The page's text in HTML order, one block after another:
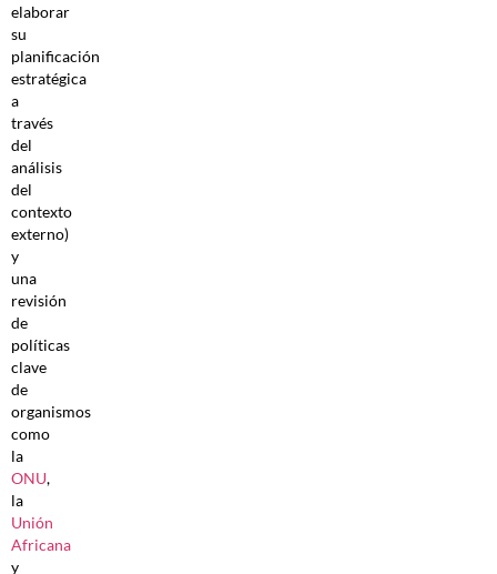
elaborar
su
planificación
estratégica
a
través
del
análisis
del
contexto
externo)
y
una
revisión
de
políticas
clave
de
organismos
como
la
ONU,
la
Unión
Africana
y